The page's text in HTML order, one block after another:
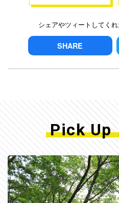
シェアやツィートしてく
SHARE
Pick Up